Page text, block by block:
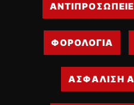
ΦΟΡΟΛΟΓΙΑ
ΑΣΦΑΛΙΣΗ